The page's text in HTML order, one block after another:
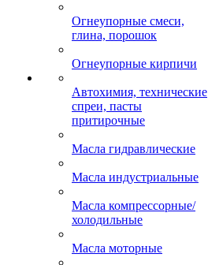
Огнеупорные смеси,
глина, порошок
Огнеупорные кирпичи
Автохимия, технические
спреи, пасты
притирочные
Масла гидравлические
Масла индустриальные
Масла компрессорные/
холодильные
Масла моторные